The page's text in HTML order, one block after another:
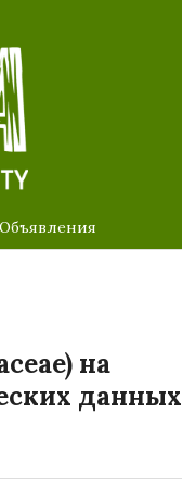
Объявления
на
данных